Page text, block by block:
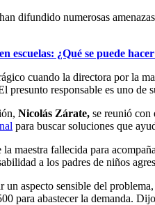
difundido numerosas
escuelas: ¿Qué se puede hacer
cuando la directora por la
presunto responsable es uno de
Nicolás Zárate, se reunió con
para buscar soluciones que
maestra fallecida para
a los padres de niños
aspecto sensible del
para abastecer la demanda.